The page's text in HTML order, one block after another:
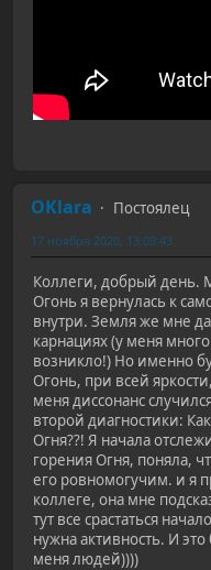
OKlara
Постоялец
17 ноября 2020, 13:09:43
Коллеги, добрый день.
Огонь я вернулась к
внутри. Земля же мне
карнациях (у меня
возникло!) Но именно
Огонь, при всей
меня диссонанс
второй диагностики:
Огня??! Я начала
горения Огня, поняла,
его ровномогучим. и я
коллеге, она мне
тут все срастаться
нужна активность. И
меня людей))))